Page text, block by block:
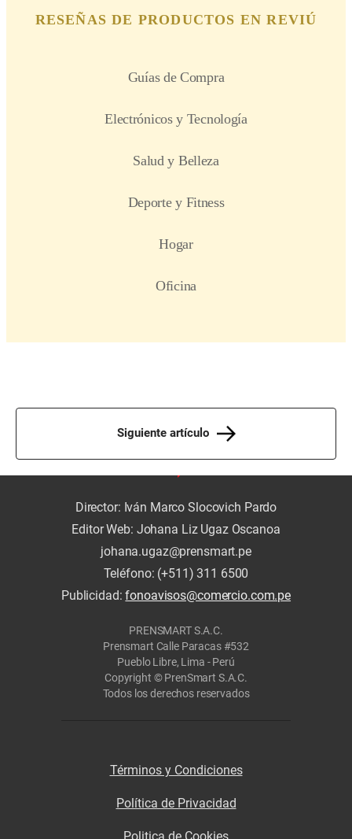
Siguiente artículo
Director: Iván Marco Slocovich Pardo
Editor Web: Johana Liz Ugaz Oscanoa
johana.ugaz@prensmart.pe
Teléfono: (+511) 311 6500
Publicidad:fonoavisos@comercio.com.pe
PRENSMART S.A.C.
Prensmart Calle Paracas #532
Pueblo Libre, Lima - Perú
Copyright © PrenSmart S.A.C.
Todos los derechos reservados
Términos y Condiciones
Política de Privacidad